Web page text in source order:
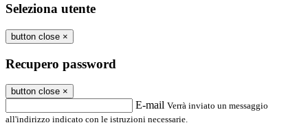
Seleziona utente
button close ×
Recupero password
button close ×
E-mail Verrà inviato un messaggio
all'indirizzo indicato con le istruzioni necessarie.